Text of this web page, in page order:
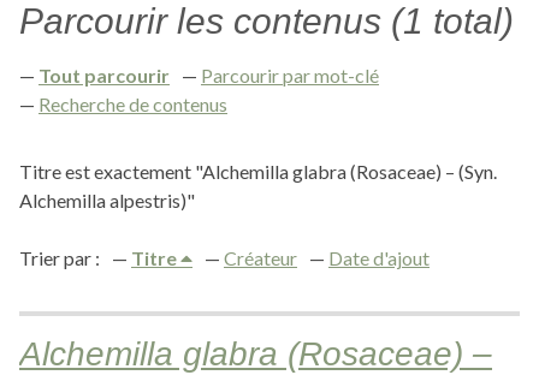
Parcourir les contenus (1 total)
Tout parcourir
Parcourir par mot-clé
Recherche de contenus
Titre est exactement "Alchemilla glabra (Rosaceae) – (Syn.
Alchemilla alpestris)"
Trier par : Titre Créateur Date d'ajout
Alchemilla glabra (Rosaceae) –